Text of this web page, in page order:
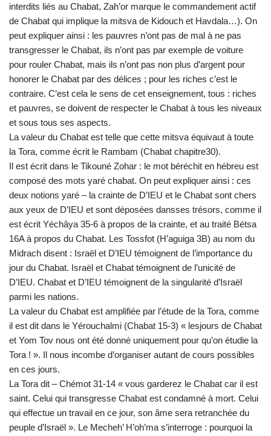
interdits liés au Chabat, Zah’or marque le commandement actif
de Chabat qui implique la mitsva de Kidouch et Havdala…). On
peut expliquer ainsi : les pauvres n’ont pas de mal à ne pas
transgresser le Chabat, ils n’ont pas par exemple de voiture
pour rouler Chabat, mais ils n’ont pas non plus d’argent pour
honorer le Chabat par des délices ; pour les riches c’est le
contraire. C’est cela le sens de cet enseignement, tous : riches
et pauvres, se doivent de respecter le Chabat à tous les niveaux
et sous tous ses aspects.
La valeur du Chabat est telle que cette mitsva équivaut à toute
la Tora, comme écrit le Rambam (Chabat chapitre30).
Il est écrit dans le Tikouné Zohar : le mot béréchit en hébreu est
composé des mots yaré chabat. On peut expliquer ainsi : ces
deux notions yaré – la crainte de D’IEU et le Chabat sont chers
aux yeux de D’IEU et sont déposées dansses trésors, comme il
est écrit Yéchâya 35-6 à propos de la crainte, et au traité Bétsa
16A à propos du Chabat. Les Tossfot (H’aguiga 3B) au nom du
Midrach disent : Israël et D’IEU témoignent de l’importance du
jour du Chabat. Israël et Chabat témoignent de l’unicité de
D’IEU. Chabat et D’IEU témoignent de la singularité d’Israël
parmi les nations.
La valeur du Chabat est amplifiée par l’étude de la Tora, comme
il est dit dans le Yérouchalmi (Chabat 15-3) « lesjours de Chabat
et Yom Tov nous ont été donné uniquement pour qu’on étudie la
Tora ! ». Il nous incombe d’organiser autant de cours possibles
en ces jours.
La Tora dit – Chémot 31-14 « vous garderez le Chabat car il est
saint. Celui qui transgresse Chabat est condamné à mort. Celui
qui effectue un travail en ce jour, son âme sera retranchée du
peuple d’Israël ». Le Mecheh’ H’oh’ma s’interroge : pourquoi la